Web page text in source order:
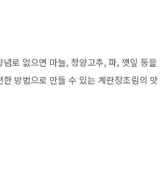
로 없으면 마늘, 청양고추, 파, 깻잎 등을
방법으로 만들 수 있는 계란장조림의 맛